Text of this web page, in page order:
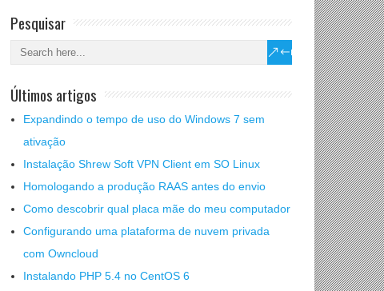
Pesquisar
Últimos artigos
Expandindo o tempo de uso do Windows 7 sem
ativação
Instalação Shrew Soft VPN Client em SO Linux
Homologando a produção RAAS antes do envio
Como descobrir qual placa mãe do meu computador
Configurando uma plataforma de nuvem privada
com Owncloud
Instalando PHP 5.4 no CentOS 6